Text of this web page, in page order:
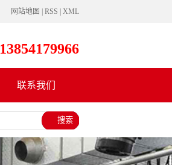
网站地图 RSS XML
13854179966
联系我们